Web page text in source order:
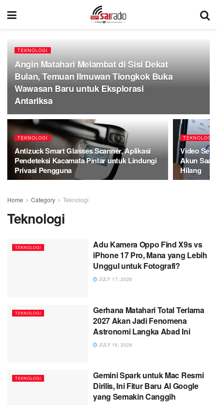
TEKNOLOGI
Angin Matahari Melambat di Sisi Dekat
Bulan, Temuan Ilmuwan Tiongkok Buka
Wawasan Baru untuk Eksplorasi
Antariksa
TEKNOLOGI
Antizuck Smart Glasses Scanner, Aplikasi
Pendeteksi Kacamata Pintar untuk Lindungi
Privasi Pengguna
TEKNOLOGI
Video
Akun Saat
Hilang
Home Category Teknologi
Teknologi
TEKNOLOGI
Adu Kamera Oppo Find X9s vs
iPhone 17 Pro, Mana yang Lebih
Unggul untuk Fotografi?
JULY 17, 2026
TEKNOLOGI
Gerhana Matahari Total Terlama
2027 Akan Jadi Fenomena
Astronomi Langka Abad Ini
JULY 16, 2026
TEKNOLOGI
Gemini Spark untuk Mac Resmi
Dirilis, Ini Fitur Baru AI Google
yang Semakin Canggih